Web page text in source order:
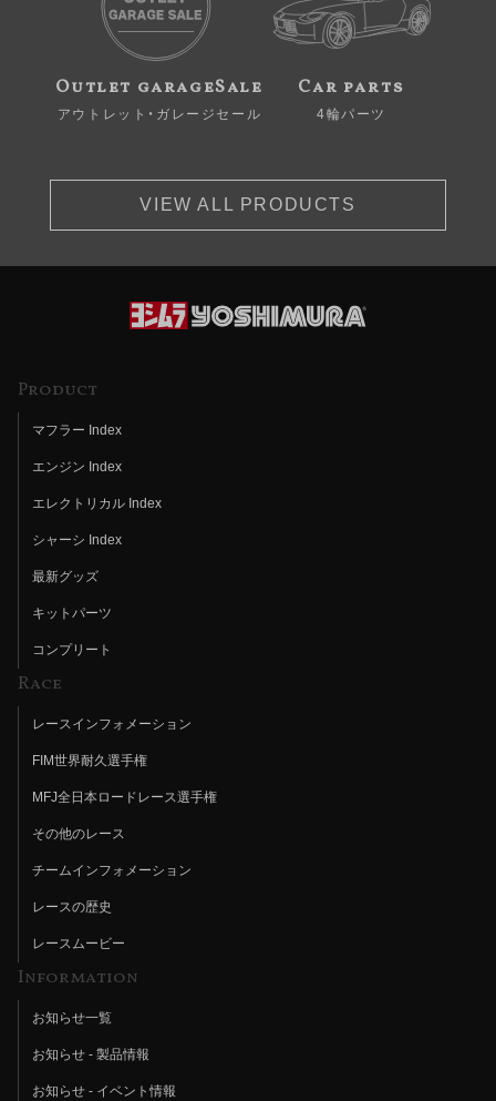
Outlet garageSale
アウトレット・ガレージセール
Car parts
4輪パーツ
VIEW ALL PRODUCTS
Product
マフラー Index
エンジン Index
エレクトリカル Index
シャーシ Index
最新グッズ
キットパーツ
コンプリート
Race
レースインフォメーション
FIM世界耐久選手権
MFJ全日本ロードレース選手権
その他のレース
チームインフォメーション
レースの歴史
レースムービー
Information
お知らせ一覧
お知らせ - 製品情報
お知らせ - イベント情報